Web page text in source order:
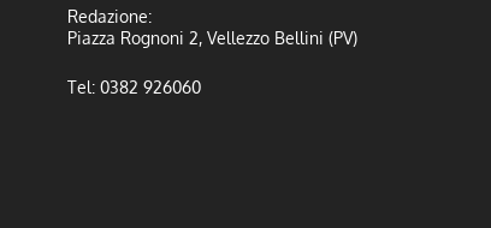
Redazione:
Piazza Rognoni 2, Vellezzo Bellini (PV)
Tel: 0382 926060